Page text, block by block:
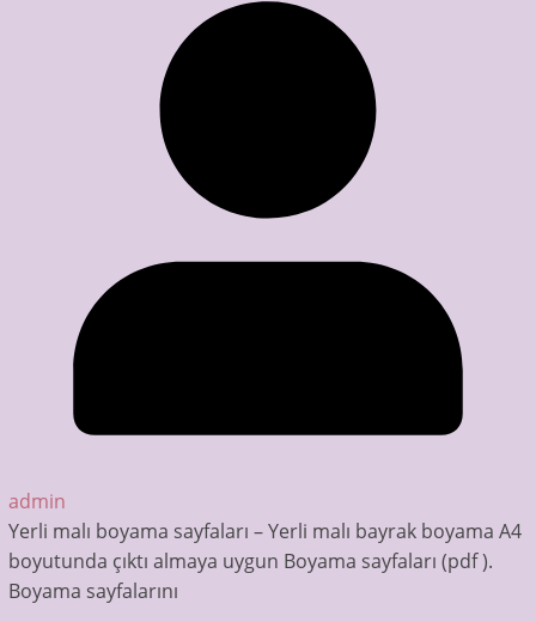
admin
Yerli malı boyama sayfaları – Yerli malı bayrak boyama A4
boyutunda çıktı almaya uygun Boyama sayfaları (pdf ).
Boyama sayfalarını